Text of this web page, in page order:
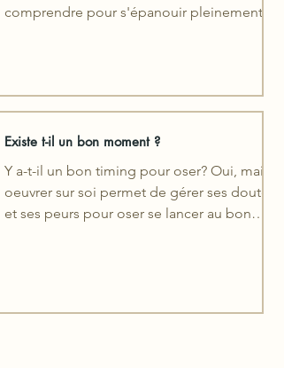
comprendre pour s'épanouir pleinement
Existe t-il un bon moment ?
Y a-t-il un bon timing pour oser? Oui, mais
oeuvrer sur soi permet de gérer ses doutes
et ses peurs pour oser se lancer au bon